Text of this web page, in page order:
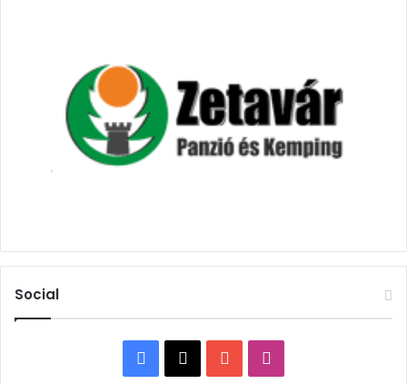
Social
Facebook
X YouTube